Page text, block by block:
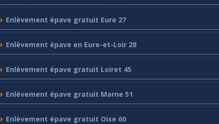
Enlèvement épave gratuit Eure 27
Enlèvement épave en Eure-et-Loir 28
Enlèvement épave gratuit Loiret 45
Enlèvement épave gratuit Marne 51
Enlèvement épave gratuit Oise 60